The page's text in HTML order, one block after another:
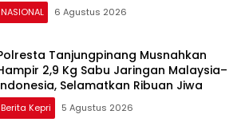
NASIONAL 6 Agustus 2026
Tanjungpinang Musnahkan
2,9 Kg Sabu Jaringan Malaysia–
Selamatkan Ribuan Jiwa
Berita Kepri 5 Agustus 2026